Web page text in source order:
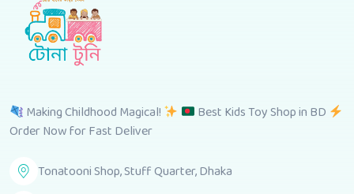
Making Childhood Magical!
Best Kids Toy Shop in BD
Order Now for Fast Deliver
Tonatooni Shop, Stuff Quarter, Dhaka